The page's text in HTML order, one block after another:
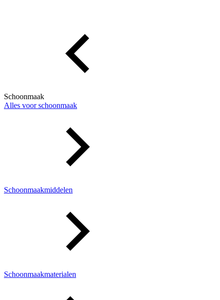
Schoonmaak
Alles voor schoonmaak
Schoonmaakmiddelen
Schoonmaakmaterialen